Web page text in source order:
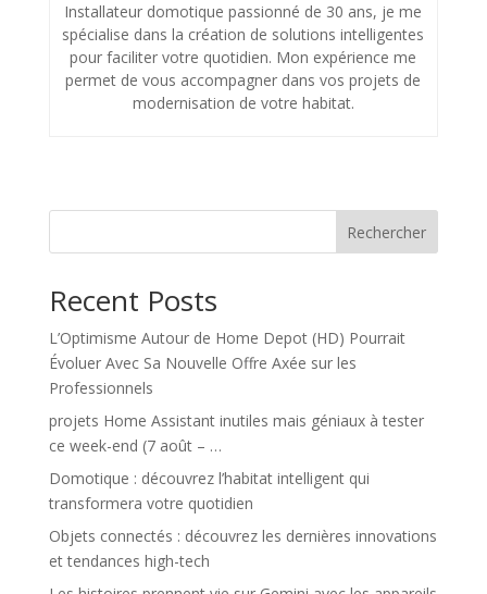
Installateur domotique passionné de 30 ans, je me
spécialise dans la création de solutions intelligentes
pour faciliter votre quotidien. Mon expérience me
permet de vous accompagner dans vos projets de
modernisation de votre habitat.
Rechercher
Recent Posts
L’Optimisme Autour de Home Depot (HD) Pourrait
Évoluer Avec Sa Nouvelle Offre Axée sur les
Professionnels
projets Home Assistant inutiles mais géniaux à tester
ce week-end (7 août – …
Domotique : découvrez l’habitat intelligent qui
transformera votre quotidien
Objets connectés : découvrez les dernières innovations
et tendances high-tech